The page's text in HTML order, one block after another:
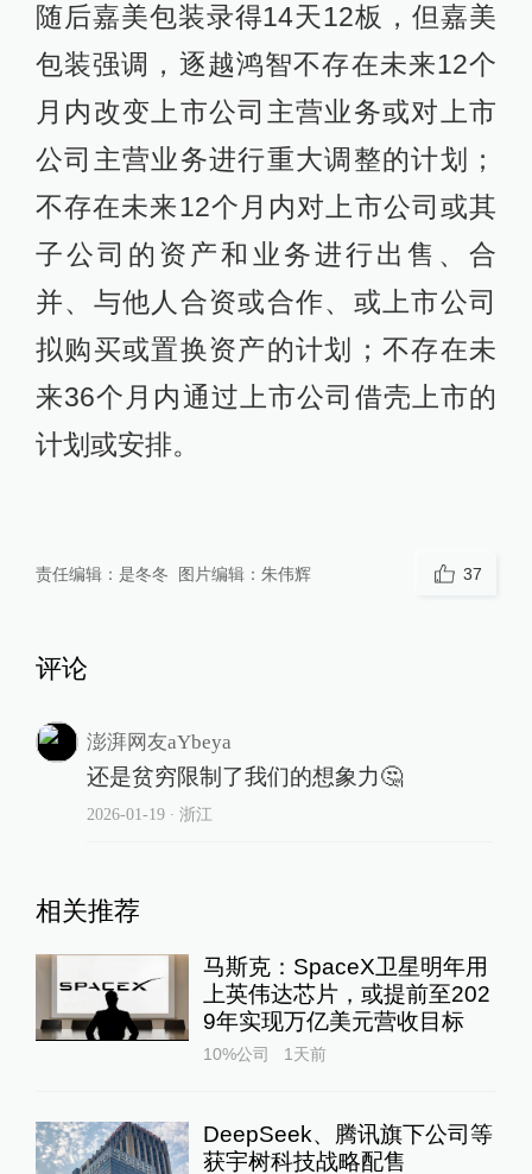
随后嘉美包装录得14天12板，但嘉美
包装强调，逐越鸿智不存在未来12个
月内改变上市公司主营业务或对上市
公司主营业务进行重大调整的计划；
不存在未来12个月内对上市公司或其
子公司的资产和业务进行出售、合
并、与他人合资或合作、或上市公司
拟购买或置换资产的计划；不存在未
来36个月内通过上市公司借壳上市的
计划或安排。
责任编辑： 是冬冬 图片编辑： 朱伟辉 37
评论
澎湃网友aYbeya
还是贫穷限制了我们的想象力🤔
2026-01-19∙ 浙江
相关推荐
马斯克：SpaceX卫星明年用
上英伟达芯片，或提前至202
9年实现万亿美元营收目标
10%公司 1天前
DeepSeek、腾讯旗下公司等
获宇树科技战略配售